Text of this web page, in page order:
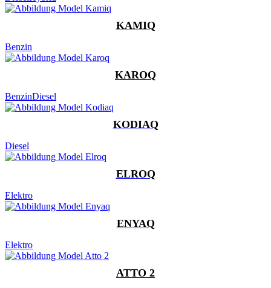
KAMIQ
Benzin
KAROQ
BenzinDiesel
KODIAQ
Diesel
ELROQ
Elektro
ENYAQ
Elektro
ATTO 2